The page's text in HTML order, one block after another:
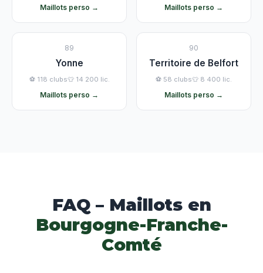
Maillots perso → Maillots perso →
89
Yonne
⚽ 118 clubs👕 14 200 lic.
Maillots perso →
90
Territoire de Belfort
⚽ 58 clubs👕 8 400 lic.
Maillots perso →
FAQ – Maillots en
Bourgogne-Franche-
Comté